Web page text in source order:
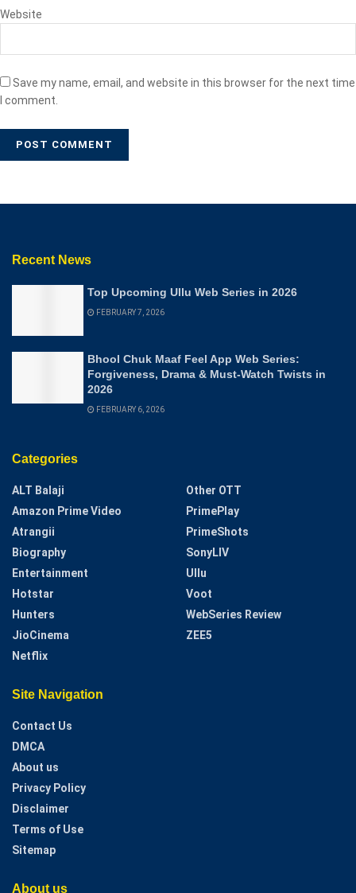
Website
Save my name, email, and website in this browser for the next time
I comment.
Recent News
Top Upcoming Ullu Web Series in 2026
FEBRUARY 7, 2026
Bhool Chuk Maaf Feel App Web Series:
Forgiveness, Drama & Must-Watch Twists in
2026
FEBRUARY 6, 2026
Categories
ALT Balaji
Amazon Prime Video
Atrangii
Biography
Entertainment
Hotstar
Hunters
JioCinema
Netflix
Other OTT
PrimePlay
PrimeShots
SonyLIV
Ullu
Voot
WebSeries Review
ZEE5
Site Navigation
Contact Us
DMCA
About us
Privacy Policy
Disclaimer
Terms of Use
Sitemap
About us